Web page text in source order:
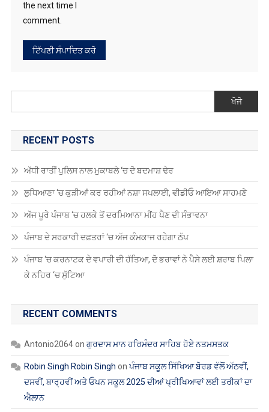
the next time I
comment.
ਖੋਜੋ
RECENT POSTS
ਅੱਧੀ ਰਾਤੀਂ ਪੁਲਿਸ ਨਾਲ ਮੁਕਾਬਲੇ ‘ਚ ਦੋ ਬਦਮਾਸ਼ ਢੇਰ
ਲੁਧਿਆਣਾ ‘ਚ ਕੁੜੀਆਂ ਕਰ ਰਹੀਆਂ ਨਸ਼ਾ ਸਪਲਾਈ, ਵੀਡੀਓ ਆਇਆ ਸਾਹਮਣੇ
ਅੱਜ ਪੂਰੇ ਪੰਜਾਬ ‘ਚ ਹਲਕੇ ਤੋਂ ਦਰਮਿਆਨਾ ਮੀਂਹ ਪੈਣ ਦੀ ਸੰਭਾਵਨਾ
ਪੰਜਾਬ ਦੇ ਸਰਕਾਰੀ ਦਫ਼ਤਰਾਂ ‘ਚ ਅੱਜ ਕੰਮਕਾਜ ਰਹੇਗਾ ਠੱਪ
ਪੰਜਾਬ ‘ਚ ਕਰਨਾਟਕ ਦੇ ਵਪਾਰੀ ਦੀ ਹੱਤਿਆ, ਦੋ ਭਰਾਵਾਂ ਨੇ ਪੈਸੇ ਲਈ ਸ਼ਰਾਬ ਪਿਲਾ
ਕੇ ਨਹਿਰ ‘ਚ ਸੁੱਟਿਆ
RECENT COMMENTS
Antonio2064on ਗੁਰਦਾਸ ਮਾਨ ਹਰਿਮੰਦਰ ਸਾਹਿਬ ਹੋਏ ਨਤਮਸਤਕ
Robin Singh Robin Singh onਪੰਜਾਬ ਸਕੂਲ ਸਿੱਖਿਆ ਬੋਰਡ ਵੱਲੋਂ ਅੱਠਵੀਂ,
ਦਸਵੀਂ, ਬਾਰ੍ਹਵੀਂ ਅਤੇ ਓਪਨ ਸਕੂਲ 2025 ਦੀਆਂ ਪ੍ਰੀਖਿਆਵਾਂ ਲਈ ਤਰੀਕਾਂ ਦਾ
ਐਲਾਨ